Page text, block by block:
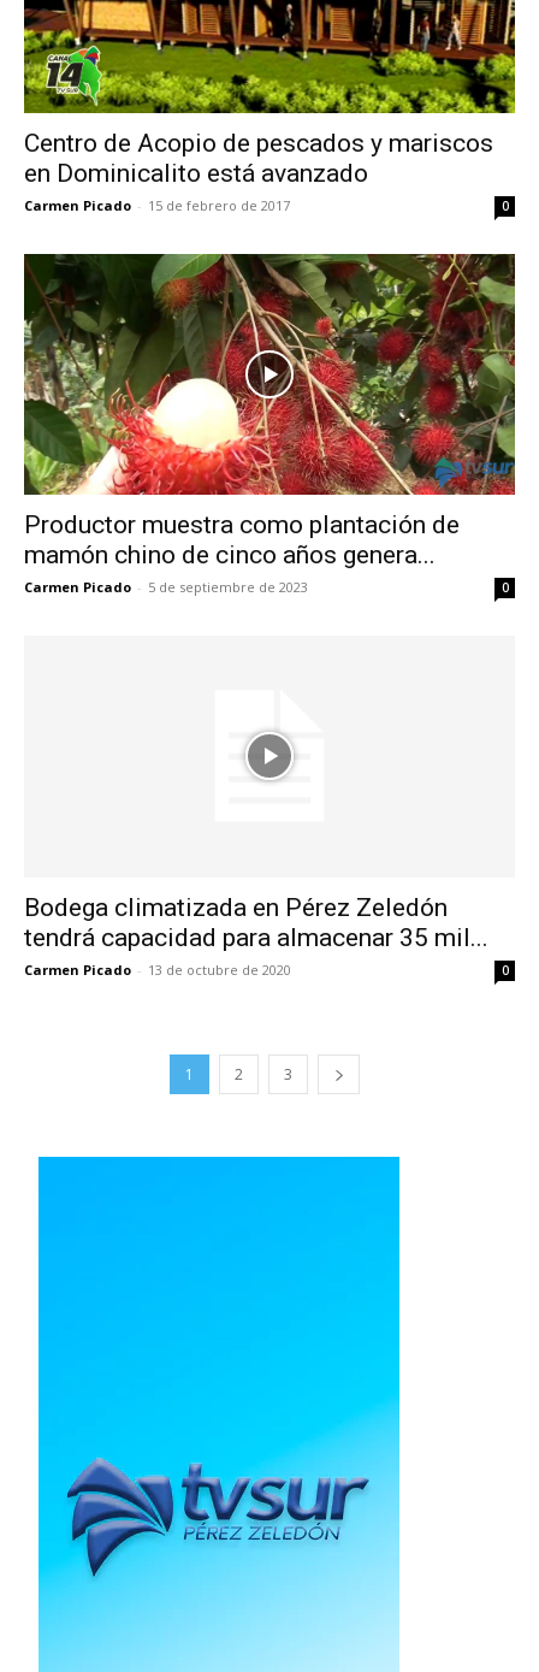
Centro de Acopio de pescados y mariscos
en Dominicalito está avanzado
Carmen Picado - 15 de febrero de 2017 0
Productor muestra como plantación de
mamón chino de cinco años genera...
Carmen Picado - 5 de septiembre de 2023 0
Bodega climatizada en Pérez Zeledón
tendrá capacidad para almacenar 35 mil...
Carmen Picado - 13 de octubre de 2020 0
1 2 3